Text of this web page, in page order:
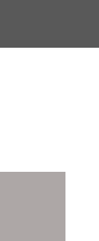
content